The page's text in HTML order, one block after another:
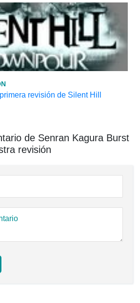
revisión de Silent Hill
de Senran Kagura Burst
revisión